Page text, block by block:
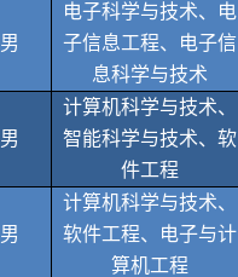
男
电子科学与技术、电
子信息工程、电子信
息科学与技术
男
计算机科学与技术、
智能科学与技术、软
件工程
男
计算机科学与技术、
软件工程、电子与计
算机工程